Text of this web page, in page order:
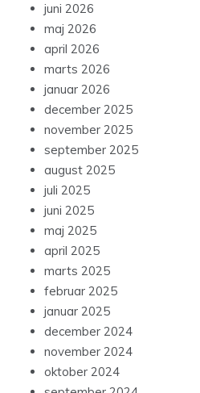
juni 2026
maj 2026
april 2026
marts 2026
januar 2026
december 2025
november 2025
september 2025
august 2025
juli 2025
juni 2025
maj 2025
april 2025
marts 2025
februar 2025
januar 2025
december 2024
november 2024
oktober 2024